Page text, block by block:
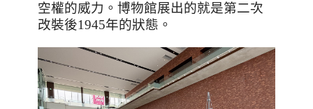
空權的威力。博物館展出的就是第二次
改裝後1945年的狀態。